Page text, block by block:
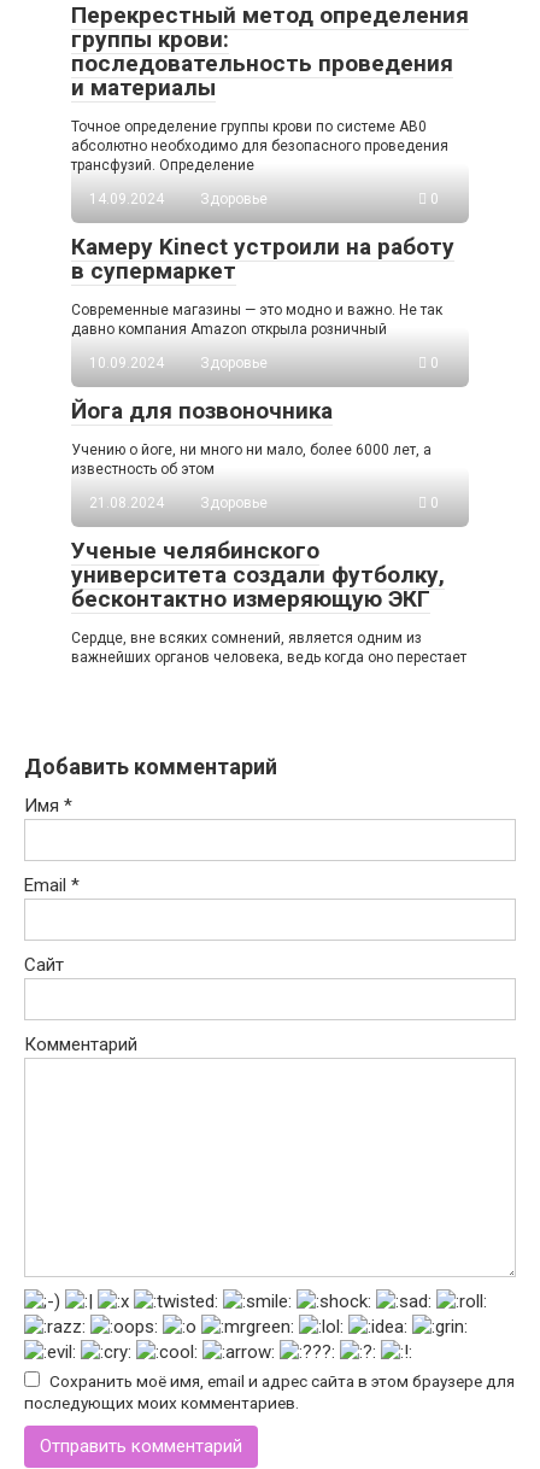
Перекрестный метод определения
группы крови:
последовательность проведения
и материалы
Точное определение группы крови по системе AB0
абсолютно необходимо для безопасного проведения
трансфузий. Определение
14.09.2024
Здоровье 0
Камеру Kinect устроили на работу
в супермаркет
Современные магазины — это модно и важно. Не так
давно компания Amazon открыла розничный
10.09.2024
Здоровье 0
Йога для позвоночника
Учению о йоге, ни много ни мало, более 6000 лет, а
известность об этом
21.08.2024
Здоровье 0
Ученые челябинского
университета создали футболку,
бесконтактно измеряющую ЭКГ
Сердце, вне всяких сомнений, является одним из
важнейших органов человека, ведь когда оно перестает
Добавить комментарий
Имя *
Email *
Сайт
Комментарий
Сохранить моё имя, email и адрес сайта в этом браузере для
последующих моих комментариев.